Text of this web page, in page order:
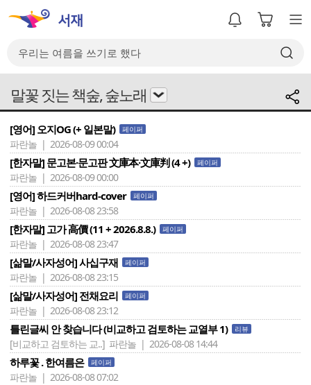
말꽃 짓는 책숲, 숲노래
[영어] 오지OG (+ 일본말) 페이퍼
파란놀 | 2026-08-09 00:04
[한자말] 문고본·문고판 文庫本·文庫判 (4 +) 페이퍼
파란놀 | 2026-08-09 00:00
[영어] 하드커버hard-cover 페이퍼
파란놀 | 2026-08-08 23:58
[한자말] 고가 高價 (11 + 2026.8.8.) 페이퍼
파란놀 | 2026-08-08 23:47
[삶말/사자성어] 사십구재 페이퍼
파란놀 | 2026-08-08 23:15
[삶말/사자성어] 전채요리 페이퍼
파란놀 | 2026-08-08 23:12
틀린글씨 안 찾습니다 (비교하고 검토하는 교열부 1) 리뷰
[비교하고 검토하는 교..] 파란놀 | 2026-08-08 14:44
하루꽃 . 한여름은 페이퍼
파란놀 | 2026-08-08 07:02